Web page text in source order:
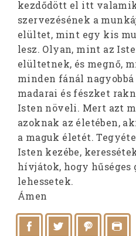
kezdődött el itt
szervezésének a
elültet, mint egy kis
lesz. Olyan, mint az
elültetnek, és megnő,
minden fánál nagyobbá
madarai és fészket
Isten növeli. Mert azt
azoknak az életében,
a maguk életét.
Isten kezébe,
hívjátok, hogy hűséges
lehessetek.
Ámen